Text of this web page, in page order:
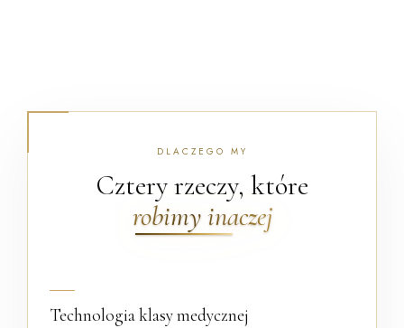
DLACZEGO MY
Cztery rzeczy, które
robimy inaczej
Technologia klasy medycznej